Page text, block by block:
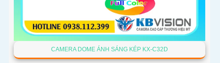
CAMERA DOME ÁNH SÁNG KÉP KX-C32D